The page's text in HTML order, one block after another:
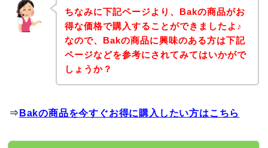
ちなみに下記ページより、Bakの商品がお
得な価格で購入することができましたよ♪
なので、Bakの商品に興味のある方は下記
ページなどを参考にされてみてはいかがで
しょうか？
⇒ Bakの商品を今すぐお得に購入したい方はこちら